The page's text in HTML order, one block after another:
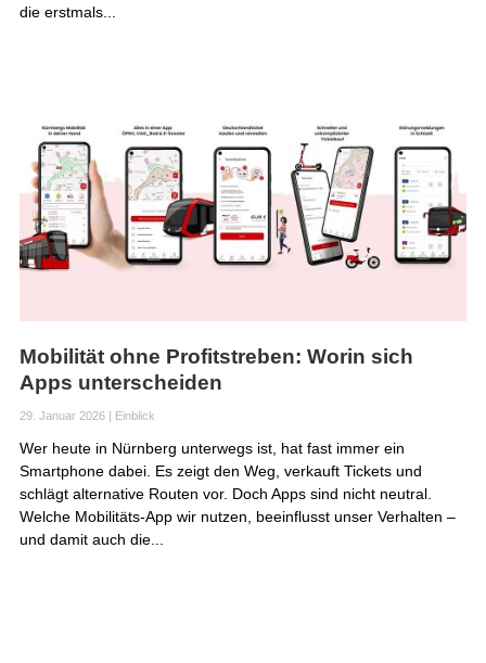
die erstmals...
Mobilität ohne Profitstreben: Worin sich
Apps unterscheiden
29. Januar 2026| Einblick
Wer heute in Nürnberg unterwegs ist, hat fast immer ein
Smartphone dabei. Es zeigt den Weg, verkauft Tickets und
schlägt alternative Routen vor. Doch Apps sind nicht neutral.
Welche Mobilitäts-App wir nutzen, beeinflusst unser Verhalten –
und damit auch die...